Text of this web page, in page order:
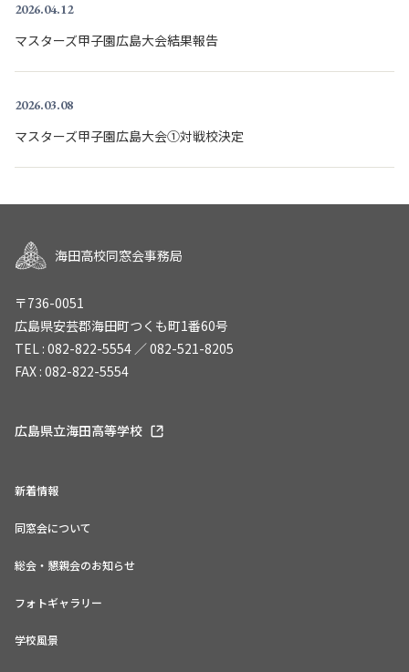
2026.04.12
マスターズ甲子園広島大会結果報告
2026.03.08
マスターズ甲子園広島大会①対戦校決定
海田高校同窓会事務局
〒736-0051
広島県安芸郡海田町つくも町1番60号
TEL : 082-822-5554 ／ 082-521-8205
FAX : 082-822-5554
広島県立海田高等学校
新着情報
同窓会について
総会・懇親会のお知らせ
フォトギャラリー
学校風景